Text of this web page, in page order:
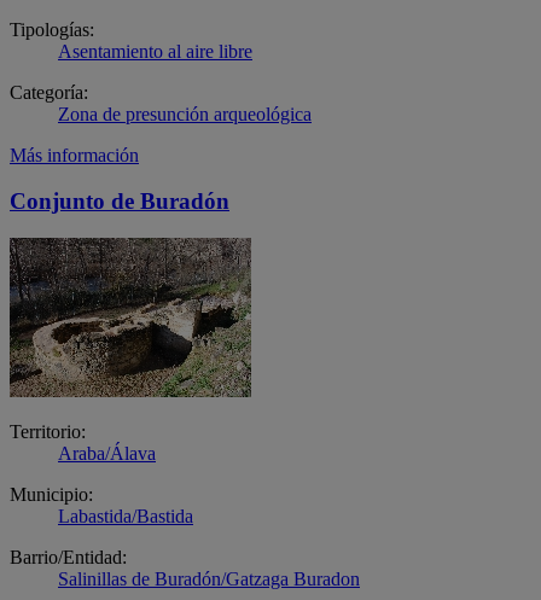
Tipologías:
Asentamiento al aire libre
Categoría:
Zona de presunción arqueológica
Más información
Conjunto de Buradón
Territorio:
Araba/Álava
Municipio:
Labastida/Bastida
Barrio/Entidad:
Salinillas de Buradón/Gatzaga Buradon